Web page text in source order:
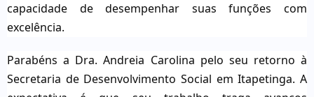
capacidade de desempenhar suas funções com
excelência.
Parabéns a Dra. Andreia Carolina pelo seu retorno à
Secretaria de Desenvolvimento Social em Itapetinga. A